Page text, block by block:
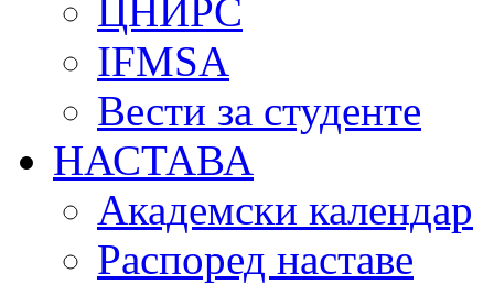
ЦНИРС
IFMSA
Вести за студенте
НАСТАВА
Академски календар
Распоред наставе